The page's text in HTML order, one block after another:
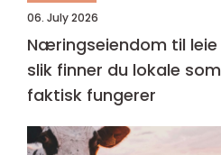
06. July 2026
Næringseiendom til leie
slik finner du lokale som
faktisk fungerer